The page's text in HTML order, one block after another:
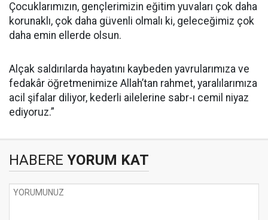
Çocuklarımızın, gençlerimizin eğitim yuvaları çok daha
korunaklı, çok daha güvenli olmalı ki, geleceğimiz çok
daha emin ellerde olsun.
Alçak saldırılarda hayatını kaybeden yavrularımıza ve
fedakâr öğretmenimize Allah’tan rahmet, yaralılarımıza
acil şifalar diliyor, kederli ailelerine sabr-ı cemil niyaz
ediyoruz.”
HABERE YORUM KAT